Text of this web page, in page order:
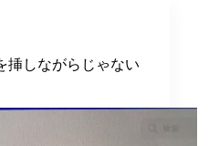
挿しながらじゃない